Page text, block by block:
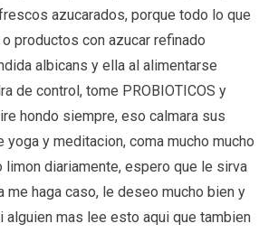
azucarados, porque todo lo que
productos con azucar refinado
albicans y ella al alimentarse
de control, tome PROBIOTICOS y
hondo siempre, eso calmara sus
yoga y meditacion, coma mucho mucho
limon diariamente, espero que le sirva
me haga caso, le deseo mucho bien y
alguien mas lee esto aqui que tambien